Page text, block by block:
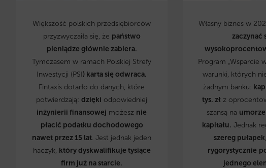
Większość polskich przedsiębiorców
przyzwyczaiła się, że państwo
pieniądze głównie zabiera.
Tymczasem w ramach Polskiej Strefy
Inwestycji (PSI) karta się odwraca.
Fintaxis dotarło do danych, które
potwierdzają:dzięki odpowiedniej
inżynierii finansowej możesz nie
płacić podatku dochodowego
nawet przez 15 lat. Jest jednak jeden
haczyk, który dyskwalifikuje tysiące
firm już na starcie.
Własny biznes w
zaczynać
Program „Wsparcie
warunki, których
żadnym banku:
tys. zł z
szansą na
kapitału. Jednak
szereg pułapek
rygorystycznie
jednego